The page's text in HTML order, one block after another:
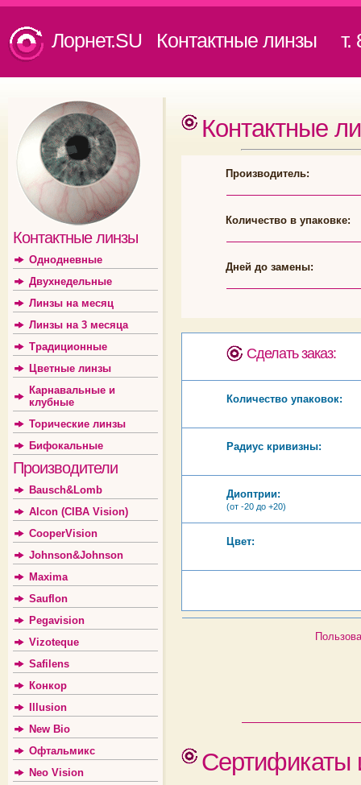
Лорнет.SU Контактные линзы т.
Контактные линзы
Однодневные
Двухнедельные
Линзы на месяц
Линзы на 3 месяца
Традиционные
Цветные линзы
Карнавальные и
клубные
Торические линзы
Бифокальные
Производители
Bausch&Lomb
Alcon (CIBA Vision)
CooperVision
Johnson&Johnson
Maxima
Sauflon
Pegavision
Vizoteque
Safilens
Конкор
Illusion
New Bio
Офтальмикс
Neo Vision
Контактные
Производитель:
Количество в упаковке:
Дней до замены:
Сделать заказ:
Количество упаковок:
Радиус кривизны:
Диоптрии:
(от -20 до +20)
Цвет:
Сертификаты